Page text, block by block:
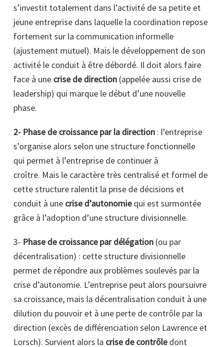
s’investit totalement dans l’activité de sa petite et
jeune entreprise dans laquelle la coordination repose
fortement sur la communication informelle
(ajustement mutuel). Mais le développement de son
activité le conduit à être débordé. Il doit alors faire
face à une crise de direction (appelée aussi crise de
leadership) qui marque le début d’une nouvelle
phase.
2- Phase de croissance par la direction : l’entreprise
s’organise alors selon une structure fonctionnelle
qui permet à l’entreprise de continuer à
croître. Mais le caractère très centralisé et formel de
cette structure ralentit la prise de décisions et
conduit à une crise d’autonomiequi est surmontée
grâce à l’adoption d’une structure divisionnelle.
3- Phase de croissance par délégation (ou par
décentralisation) : cette structure divisionnelle
permet de répondre aux problèmes soulevés par la
crise d’autonomie. L’entreprise peut alors poursuivre
sa croissance, mais la décentralisation conduit à une
dilution du pouvoir et à une perte de contrôle par la
direction (excès de différenciation selon Lawrence et
Lorsch). Survient alors la crise de contrôledont